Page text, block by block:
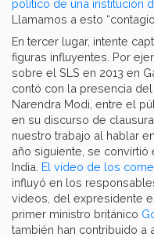
político de una institución
Llamamos a esto
En tercer lugar, intente
figuras influyentes. Por
sobre el SLS en 2013 en
contó con la presencia
Narendra Modi, entre el
en su discurso de
nuestro trabajo al hablar
año siguiente, se convirtió
India. El vídeo de los
influyó en los
videos, del expresidente
primer ministro británico
también han contribuido a